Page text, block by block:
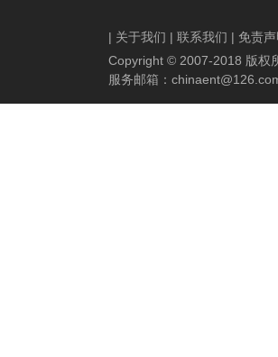
| 关于我们 | 联系我们 | 免责声
Copyright © 2007-2018 版权
服务邮箱：